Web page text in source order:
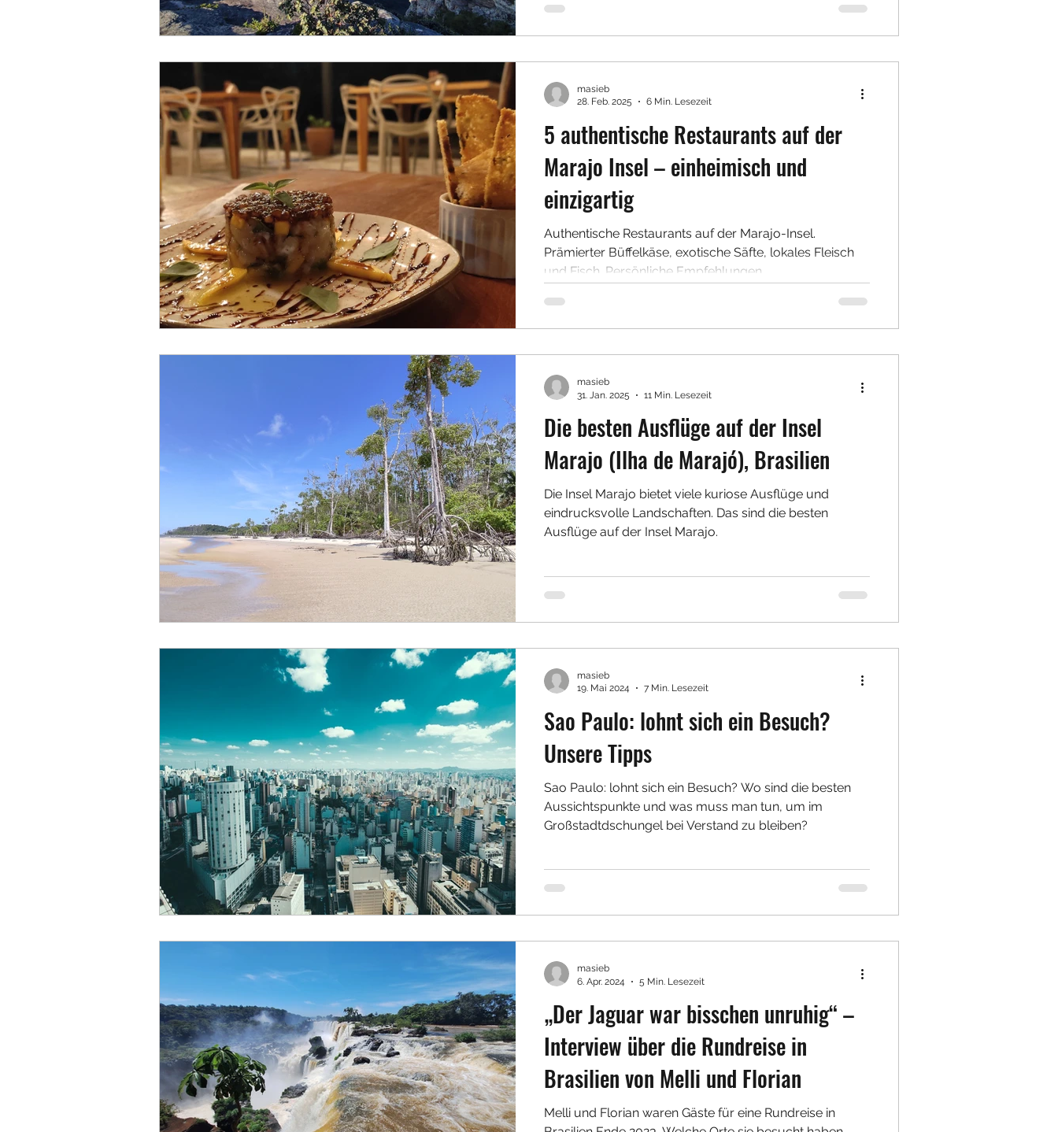
5 authentische Restaurants auf der
Marajo Insel – einheimisch und
einzigartig
Authentische Restaurants auf der Marajo-Insel.
Prämierter Büffelkäse, exotische Säfte, lokales Fleisch
und Fisch. Persönliche Empfehlungen.
masieb
28. Feb. 2025
6 Min. Lesezeit
Die besten Ausflüge auf der Insel
Marajo (Ilha de Marajó), Brasilien
Die Insel Marajo bietet viele kuriose Ausflüge und
eindrucksvolle Landschaften. Das sind die besten
Ausflüge auf der Insel Marajo.
masieb
31. Jan. 2025
11 Min. Lesezeit
Sao Paulo: lohnt sich ein Besuch?
Unsere Tipps
Sao Paulo: lohnt sich ein Besuch? Wo sind die besten
Aussichtspunkte und was muss man tun, um im
Großstadtdschungel bei Verstand zu bleiben?
masieb
19. Mai 2024
7 Min. Lesezeit
„Der Jaguar war bisschen unruhig“ –
Interview über die Rundreise in
Brasilien von Melli und Florian
Melli und Florian waren Gäste für eine Rundreise in
masieb
6. Apr. 2024
5 Min. Lesezeit